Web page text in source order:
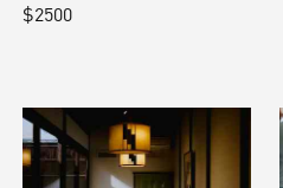
$2500